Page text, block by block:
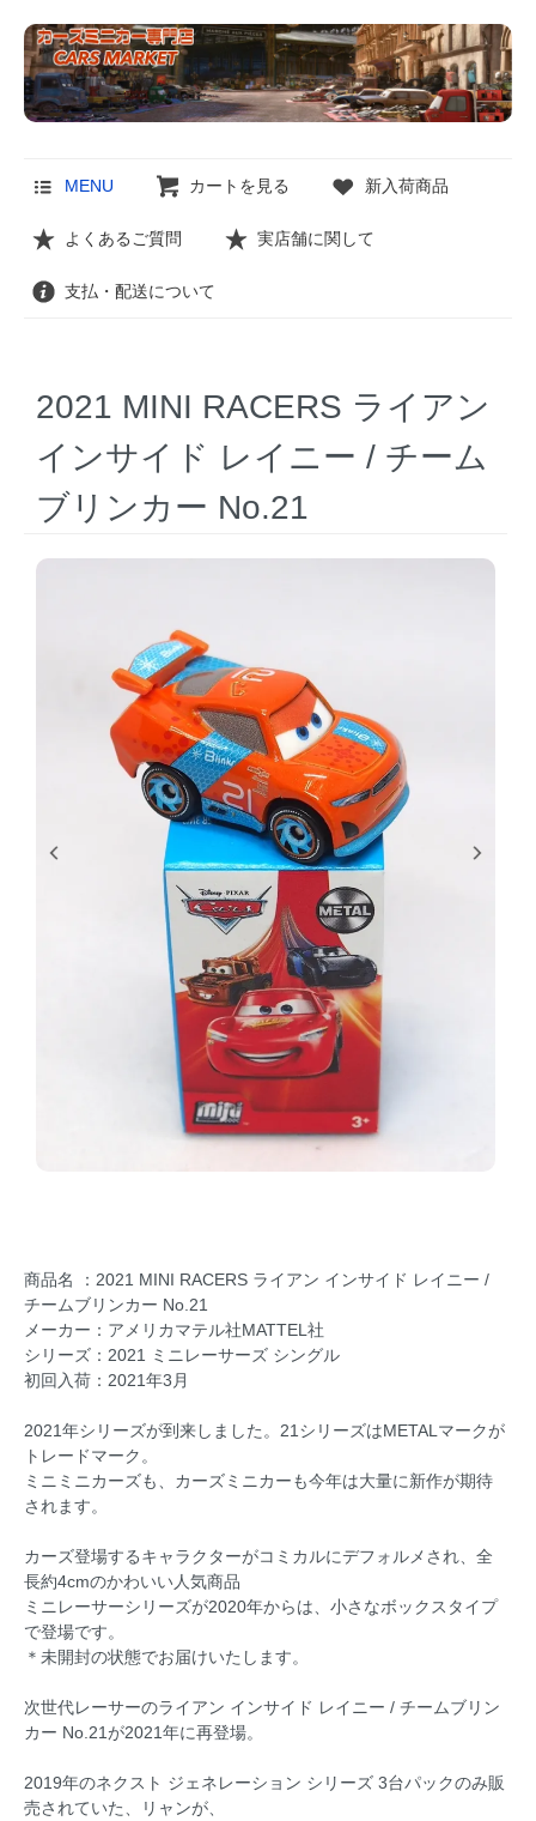
MENU カートを見る 新入荷商品
よくあるご質問 実店舗に関して
支払・配送について
2021 MINI RACERS ライアン
インサイド レイニー / チーム
ブリンカー No.21
商品名 ：2021 MINI RACERS ライアン インサイド レイニー /
チームブリンカー No.21
メーカー：アメリカマテル社MATTEL社
シリーズ：2021 ミニレーサーズ シングル
初回入荷：2021年3月
2021年シリーズが到来しました。21シリーズはMETALマークが
トレードマーク。
ミニミニカーズも、カーズミニカーも今年は大量に新作が期待
されます。
カーズ登場するキャラクターがコミカルにデフォルメされ、全
長約4cmのかわいい人気商品
ミニレーサーシリーズが2020年からは、小さなボックスタイプ
で登場です。
＊未開封の状態でお届けいたします。
次世代レーサーのライアン インサイド レイニー / チームブリン
カー No.21が2021年に再登場。
2019年のネクスト ジェネレーション シリーズ 3台パックのみ販
売されていた、リャンが、